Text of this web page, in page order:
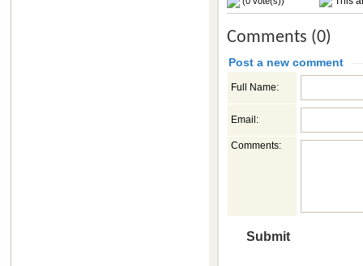
Comments (0)
Post a new comment
Full Name:
Email:
Comments: